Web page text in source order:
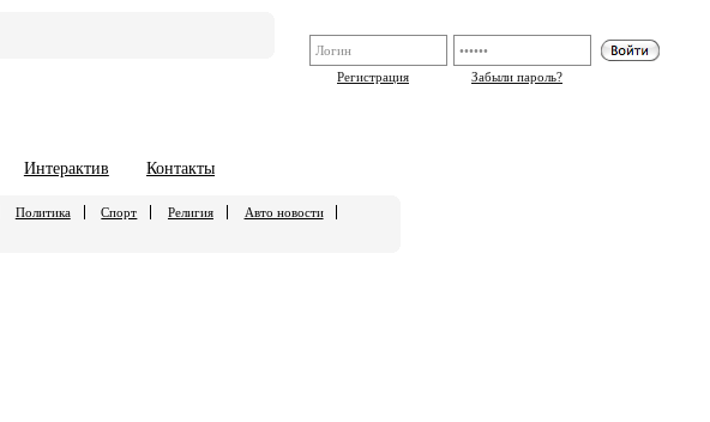
Регистрация
Забыли пароль?
Интерактив Контакты
Политика Спорт Религия
Авто новости